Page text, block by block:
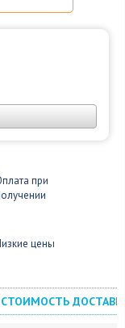
при
цены
СТОИМОСТЬ